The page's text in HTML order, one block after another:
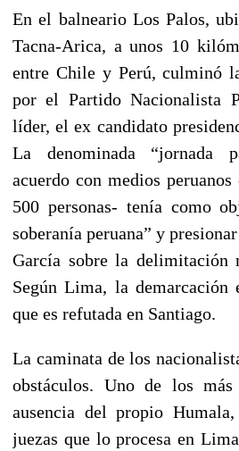
En el balneario Los Palos,
Tacna-Arica, a unos 10
entre Chile y Perú, culminó
por el Partido Nacionalista
líder, el ex candidato
La denominada “jornada
acuerdo con medios
500 personas- tenía como
soberanía peruana” y
García sobre la delimitación
Según Lima, la demarcación
que es refutada en Santiago.
La caminata de los
obstáculos. Uno de los
ausencia del propio
juezas que lo procesa en